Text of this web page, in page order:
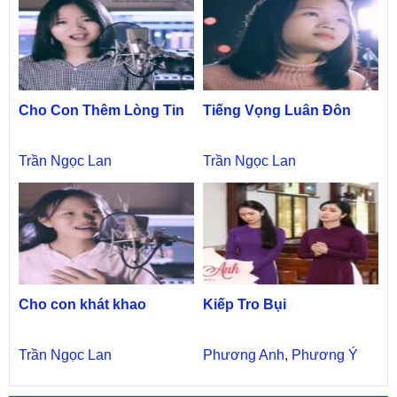
Cho Con Thêm Lòng Tin
Trần Ngọc Lan
Tiếng Vọng Luân Đôn
Trần Ngọc Lan
Cho con khát khao
Trần Ngọc Lan
Kiếp Tro Bụi
Phương Anh, Phương Ý